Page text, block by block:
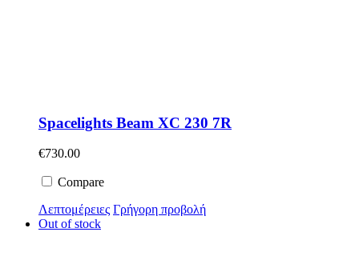
Spacelights Beam XC 230 7R
€730.00
Compare
Λεπτομέρειες Γρήγορη προβολή
Out of stock